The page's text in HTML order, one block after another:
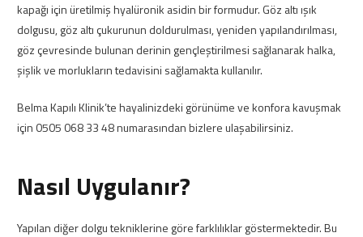
kapağı için üretilmiş hyalüronik asidin bir formudur. Göz altı ışık
dolgusu, göz altı çukurunun doldurulması, yeniden yapılandırılması,
göz çevresinde bulunan derinin gençleştirilmesi sağlanarak halka,
şişlik ve morlukların tedavisini sağlamakta kullanılır.
Belma Kapılı Klinik’te hayalinizdeki görünüme ve konfora kavuşmak
için 0505 068 33 48 numarasından bizlere ulaşabilirsiniz.
Nasıl Uygulanır?
Yapılan diğer dolgu tekniklerine göre farklılıklar göstermektedir. Bu